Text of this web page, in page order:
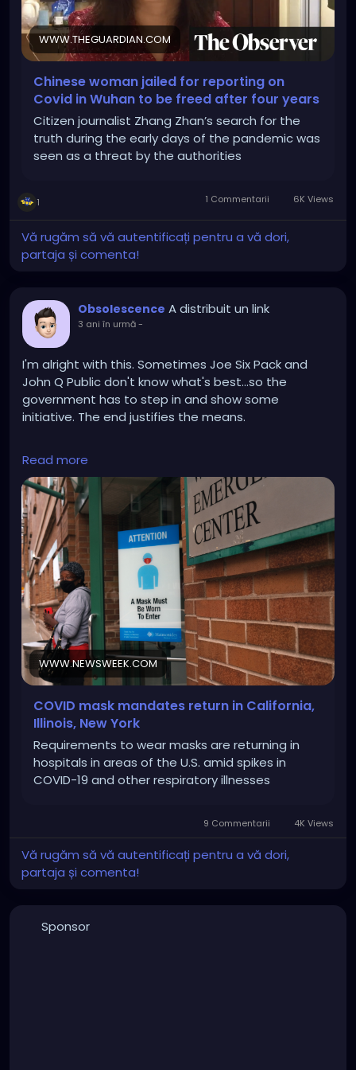
WWW.THEGUARDIAN.COM
Chinese woman jailed for reporting on
Covid in Wuhan to be freed after four years
Citizen journalist Zhang Zhan’s search for the
truth during the early days of the pandemic was
seen as a threat by the authorities
1 1 Commentarii 6K Views
Vă rugăm să vă autentificați pentru a vă dori,
partaja și comenta!
Obsolescence A distribuit un link
3 ani în urmă-
I'm alright with this. Sometimes Joe Six Pack and
John Q Public don't know what's best...so the
government has to step in and show some
initiative. The end justifies the means.
https://www.newsweek.com/covid-19-mask-
mandate-1856195
Read more
WWW.NEWSWEEK.COM
COVID mask mandates return in California,
Illinois, New York
Requirements to wear masks are returning in
hospitals in areas of the U.S. amid spikes in
COVID-19 and other respiratory illnesses
9 Commentarii 4K Views
Vă rugăm să vă autentificați pentru a vă dori,
partaja și comenta!
Sponsor